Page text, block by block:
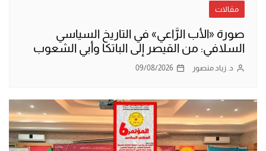
مقالات
صورة «الأب الرَّاعي» في التاريخ السياسي
السلافي: من القيصر إلى الباتكا وأبي الشعوب
د. زياد منصور 09/08/2026